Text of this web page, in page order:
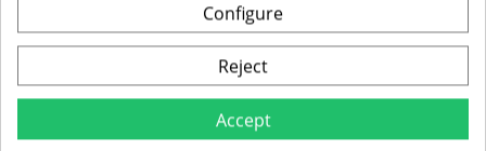
Vine cu saculet de transport cu
snur pentru strangere
Configure
Reject
Accept